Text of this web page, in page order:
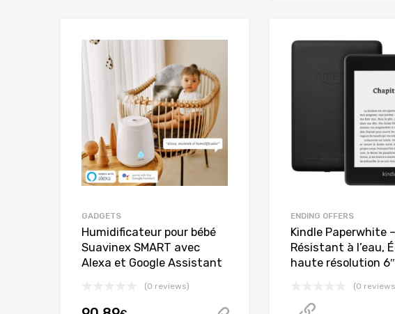
GADGETS
Humidificateur pour bébé
Suavinex SMART avec
Alexa et Google Assistant
(0 reviews)
ENDING OFFERS
Kindle Paperwhite –
Résistant à l’eau,
haute résolution
(0